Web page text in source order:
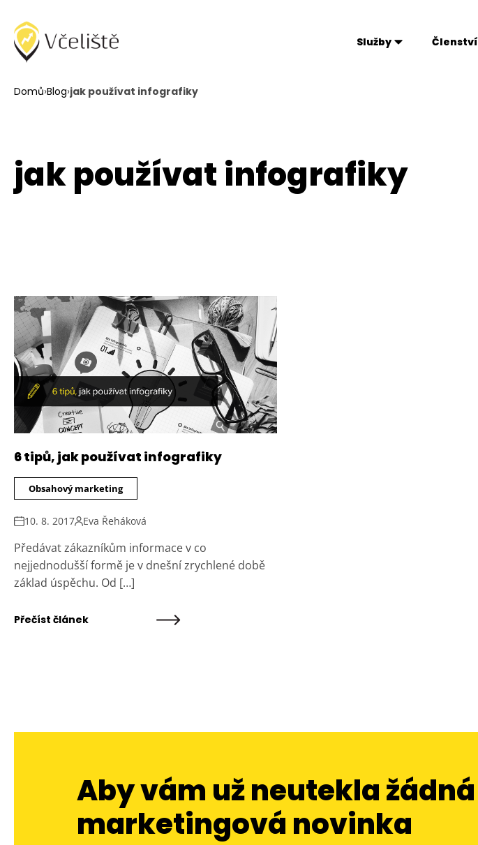
Služby Členství
Domů›Blog›jak používat infografiky
jak používat infografiky
6 tipů, jak používat infografiky
Obsahový marketing
10. 8. 2017 Eva Řeháková
Předávat zákazníkům informace v co
nejjednodušší formě je v dnešní zrychlené době
základ úspěchu. Od […]
Přečíst článek
Aby vám už neutekla žádná
marketingová novinka